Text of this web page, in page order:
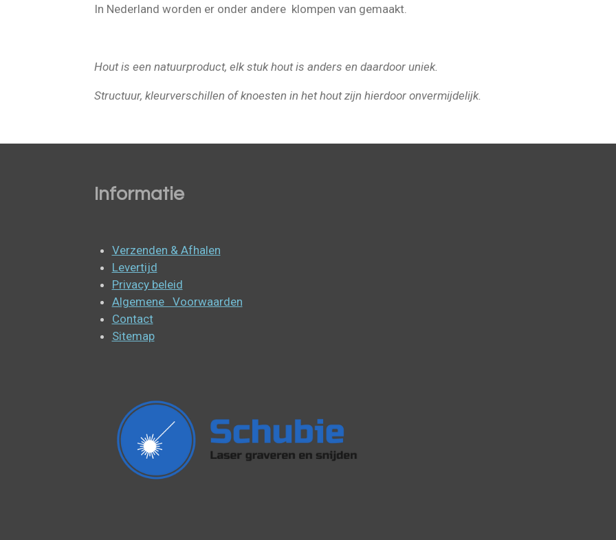
In Nederland worden er onder andere klompen van gemaakt.
Hout is een natuurproduct, elk stuk hout is anders en daardoor uniek.
Structuur, kleurverschillen of knoesten in het hout zijn hierdoor onvermijdelijk.
Informatie
Verzenden & Afhalen
Levertijd
Privacy beleid
Algemene Voorwaarden
Contact
Sitemap